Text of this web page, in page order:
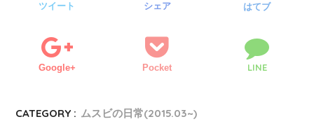
ツイート シェア はてブ
Google+ Pocket LINE
CATEGORY : ムスビの日常(2015.03~)